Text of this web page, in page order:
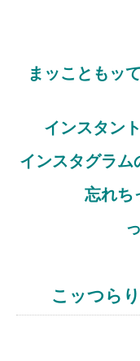
まッこともッ
インスタン
インスタグラム
忘れち
こッつら